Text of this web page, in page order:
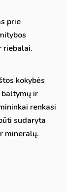
prie
riebalai.
kokybės
baltymų ir
renkasi
sudaryta
mineralų.